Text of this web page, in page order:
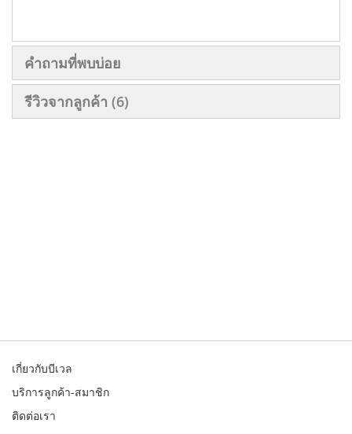
คำถามที่พบบ่อย
รีวิวจากลูกค้า 6
เกี่ยวกับบีเวล
บริการลูกค้า-สมาชิก
ติดต่อเรา